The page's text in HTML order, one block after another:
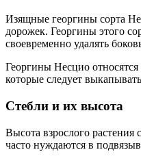
Изящные георгины сорта
дорожек. Георгины этого
своевременно удалять
Георгины Несцио
которые следует
Стебли и их высота
Высота взрослого растения
часто нуждаются в